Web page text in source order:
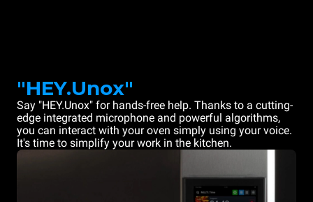
"HEY.Unox"
Say "HEY.Unox" for hands-free help. Thanks to a cutting-
edge integrated microphone and powerful algorithms,
you can interact with your oven simply using your voice.
It's time to simplify your work in the kitchen.